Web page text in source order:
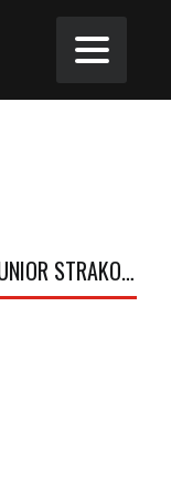
FK JUNIOR STRAKONICE